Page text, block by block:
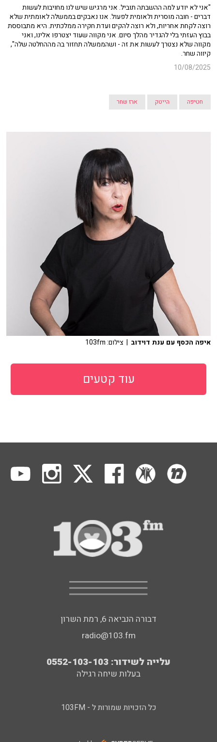
"אני לא יודע למה ההשבתה תוביל. אני מרגיש שיש לנו מחויבות לעשות
דברים - חובה מוסרית ולאומית לפעול. אנו נאבקים בממשלה לאומתית שלא
רוצה לקחת אחריות, ולא רוצה להקים ועדת חקירה ממלכתית. היא מתבוססת
בבוץ העזתי בלי להגדיר מהלך סיום. אני מקווה שעוד יצטרפו אלינו, ואני
מקווה שלא נצטרך לעשות את זה - ושהממשלה תחזור בה מההחלטה שלה",
קיווה שחר.
10/08/2025
חטיפה הייטק ארז שחר
איפה הכסף עם ענת דוידוב | צילום: 103fm
עוד קטעים
דבורה הנביאה 6, רמת השרון
radio@103.fm
עלייה לשידור: 0552-103-103
בעלות שיחה רגילה
כל הזכויות שמורות ל - 103FM